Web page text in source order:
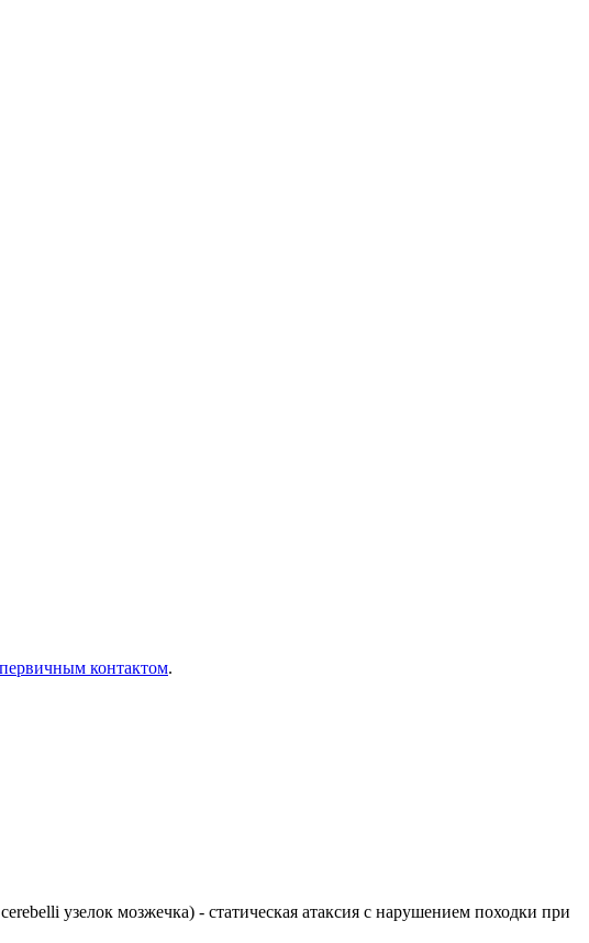
первичным контактом.
узелок мозжечка) - статическая атаксия с нарушением походки при